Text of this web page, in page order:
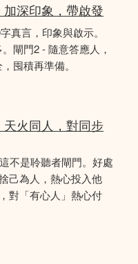
深印象，帶啟發
真言，印象與啟示。
閘門2 - 隨意答應人，
囤積再準備。
火同人，對同步
不是聆聽者閘門。好處
己為人，熱心投入他
對「有心人」熱心付